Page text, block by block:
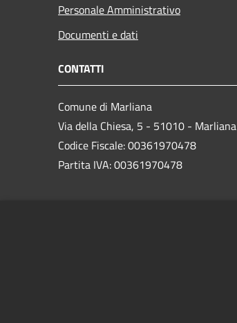
Personale Amministrativo
Documenti e dati
CONTATTI
Comune di Marliana
Via della Chiesa, 5 - 51010 - Marliana
Codice Fiscale: 00361970478
Partita IVA: 00361970478